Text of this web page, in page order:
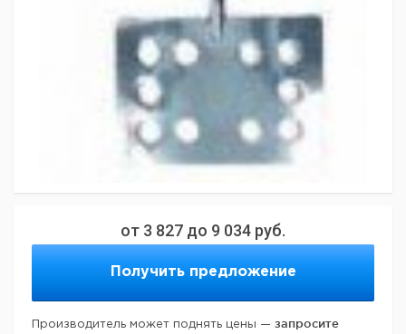
от 3 827 до 9 034 руб.
Получить предложение
Производитель может поднять цены — запросите